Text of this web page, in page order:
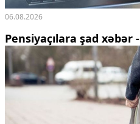
06.08.2026
Pensiyaçılara şad xəbər -